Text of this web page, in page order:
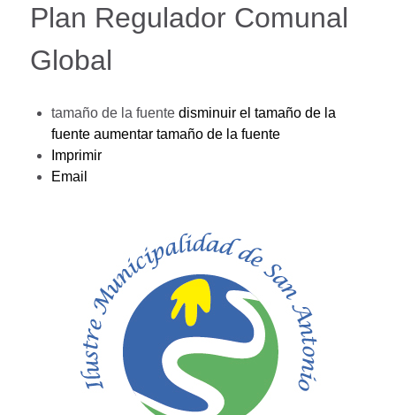
Plan Regulador Comunal
Global
tamaño de la fuente disminuir el tamaño de la
fuente aumentar tamaño de la fuente
Imprimir
Email